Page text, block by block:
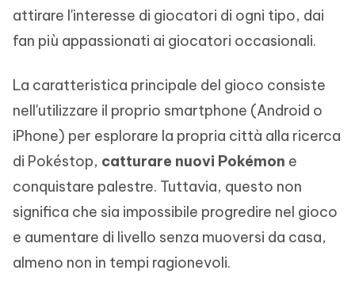
attirare l'interesse di giocatori di ogni tipo, dai
fan più appassionati ai giocatori occasionali.
La caratteristica principale del gioco consiste
nell'utilizzare il proprio smartphone (Android o
iPhone) per esplorare la propria città alla ricerca
di Pokéstop, catturare nuovi Pokémon e
conquistare palestre. Tuttavia, questo non
significa che sia impossibile progredire nel gioco
e aumentare di livello senza muoversi da casa,
almeno non in tempi ragionevoli.